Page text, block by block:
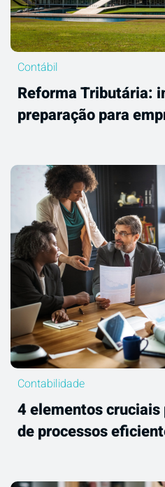
Contábil
Reforma Tributária:
preparação para
Contabilidade
4 elementos
de processos